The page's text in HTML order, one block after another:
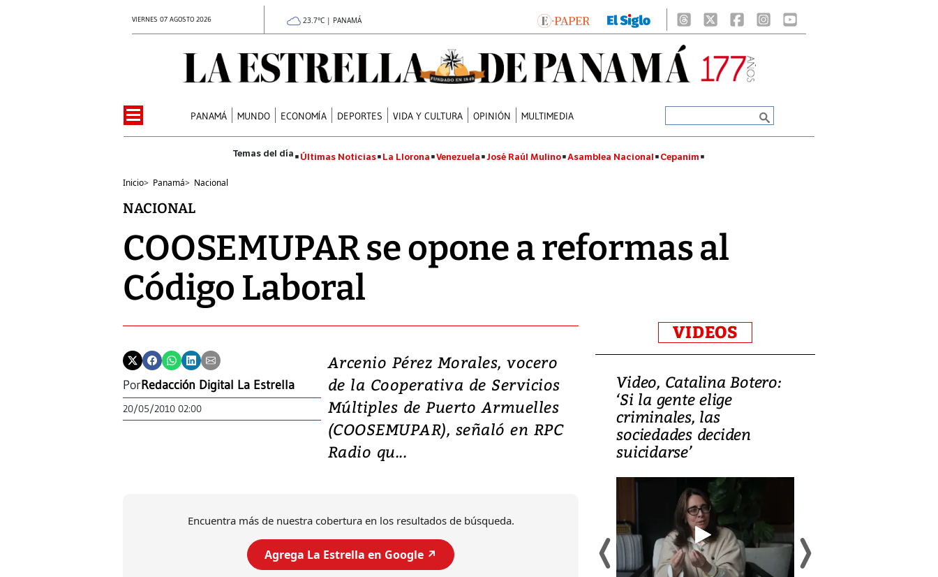
VIERNES 07 AGOSTO 2026 23.7°C | PANAMÁ
PANAMÁ MUNDO ECONOMÍA DEPORTES VIDA Y CULTURA OPINIÓN MULTIMEDIA
Últimas Noticias La Llorona Venezuela José Raúl Mulino Asamblea Nacional Cepanim
Inicio> Panamá> Nacional
NACIONAL
COOSEMUPAR se opone a reformas al
Código Laboral
PorRedacción Digital La Estrella
20/05/2010 02:00
Arcenio Pérez Morales, vocero
de la Cooperativa de Servicios
Múltiples de Puerto Armuelles
(COOSEMUPAR), señaló en RPC
Radio qu...
Encuentra más de nuestra cobertura en los resultados de búsqueda.
Agrega La Estrella en Google ↗️
VIDEOS
Video, Japón: Terremoto
deja heridos y graves
daños en Kumamoto
Video, Catalina Botero:
‘Si la gente elige
criminales, las
sociedades deciden
suicidarse’